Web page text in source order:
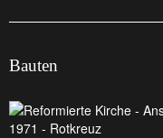
Bauten